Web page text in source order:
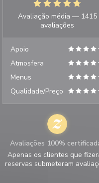
Avaliação média — 1415
avaliações
Apoio
Atmosfera
Menus
Qualidade/Preço
Avaliações 100%
Apenas os clientes que
reservas submeteram